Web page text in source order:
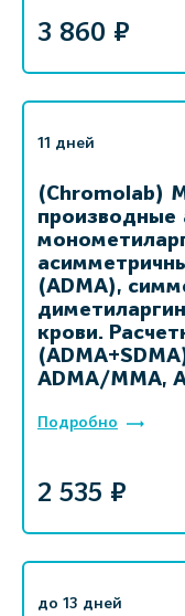
3 860 ₽
11 дней
(Chromolab)
производные
(ADMA),
крови.
ADMA/MMA,
Подробно
2 535 ₽
до 13 дней